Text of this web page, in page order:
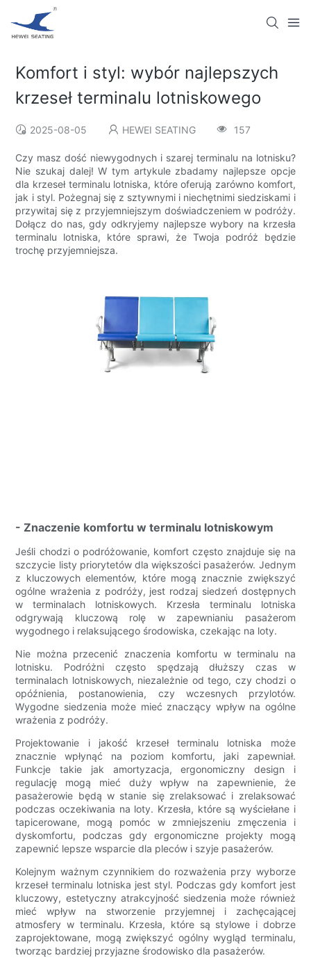
Komfort i styl: wybór najlepszych
krzeseł terminalu lotniskowego
2025-08-05 HEWEI SEATING 157
Czy masz dość niewygodnych i szarej terminalu na lotnisku?
Nie szukaj dalej! W tym artykule zbadamy najlepsze opcje
dla krzeseł terminalu lotniska, które oferują zarówno komfort,
jak i styl. Pożegnaj się z sztywnymi i niechętnimi siedziskami i
przywitaj się z przyjemniejszym doświadczeniem w podróży.
Dołącz do nas, gdy odkryjemy najlepsze wybory na krzesła
terminalu lotniska, które sprawi, że Twoja podróż będzie
trochę przyjemniejsza.
- Znaczenie komfortu w terminalu lotniskowym
Jeśli chodzi o podróżowanie, komfort często znajduje się na
szczycie listy priorytetów dla większości pasażerów. Jednym
z kluczowych elementów, które mogą znacznie zwiększyć
ogólne wrażenia z podróży, jest rodzaj siedzeń dostępnych
w terminalach lotniskowych. Krzesła terminalu lotniska
odgrywają kluczową rolę w zapewnianiu pasażerom
wygodnego i relaksującego środowiska, czekając na loty.
Nie można przecenić znaczenia komfortu w terminalu na
lotnisku. Podróżni często spędzają dłuższy czas w
terminalach lotniskowych, niezależnie od tego, czy chodzi o
opóźnienia, postanowienia, czy wczesnych przylotów.
Wygodne siedzenia może mieć znaczący wpływ na ogólne
wrażenia z podróży.
Projektowanie i jakość krzeseł terminalu lotniska może
znacznie wpłynąć na poziom komfortu, jaki zapewniał.
Funkcje takie jak amortyzacja, ergonomiczny design i
regulację mogą mieć duży wpływ na zapewnienie, że
pasażerowie będą w stanie się zrelaksować i zrelaksować
podczas oczekiwania na loty. Krzesła, które są wyściełane i
tapicerowane, mogą pomóc w zmniejszeniu zmęczenia i
dyskomfortu, podczas gdy ergonomiczne projekty mogą
zapewnić lepsze wsparcie dla pleców i szyje pasażerów.
Kolejnym ważnym czynnikiem do rozważenia przy wyborze
krzeseł terminalu lotniska jest styl. Podczas gdy komfort jest
kluczowy, estetyczny atrakcyjność siedzenia może również
mieć wpływ na stworzenie przyjemnej i zachęcającej
atmosfery w terminalu. Krzesła, które są stylowe i dobrze
zaprojektowane, mogą zwiększyć ogólny wygląd terminalu,
tworząc bardziej przyjazne środowisko dla pasażerów.